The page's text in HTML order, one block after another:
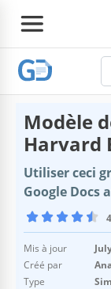
Modèle
Harvard
Utiliser ceci
Google Docs
Mis à jour
Créé par
Type